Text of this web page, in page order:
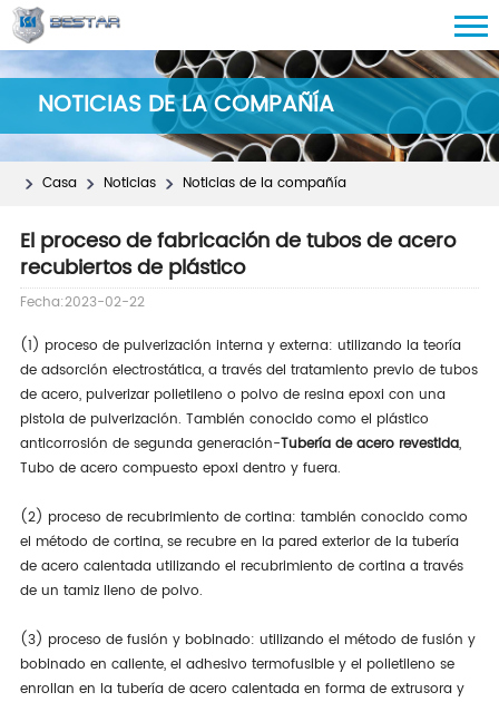
NOTICIAS DE LA COMPAÑÍA
Casa Noticias Noticias de la compañía
El proceso de fabricación de tubos de acero
recubiertos de plástico
Fecha:2023-02-22
(1) proceso de pulverización interna y externa: utilizando la teoría
de adsorción electrostática, a través del tratamiento previo de tubos
de acero, pulverizar polietileno o polvo de resina epoxi con una
pistola de pulverización. También conocido como el plástico
anticorrosión de segunda generación-Tubería de acero revestida,
Tubo de acero compuesto epoxi dentro y fuera.
(2) proceso de recubrimiento de cortina: también conocido como
el método de cortina, se recubre en la pared exterior de la tubería
de acero calentada utilizando el recubrimiento de cortina a través
de un tamiz lleno de polvo.
(3) proceso de fusión y bobinado: utilizando el método de fusión y
bobinado en caliente, el adhesivo termofusible y el polietileno se
enrollan en la tubería de acero calentada en forma de extrusora y